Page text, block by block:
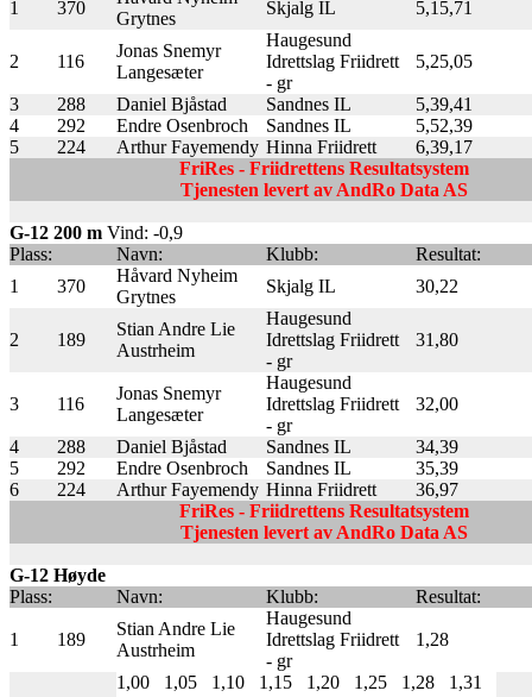
1 370
Grytnes
Skjalg IL 5,15,71
2 116
Jonas Snemyr
Langesæter
Haugesund
Idrettslag Friidrett
- gr
5,25,05
3 288 Daniel Bjåstad Sandnes IL
5,39,41
4
292 Endre Osenbroch Sandnes IL
5,52,39
5
224 Arthur Fayemendy Hinna Friidrett
6,39,17
FriRes - Friidrettens Resultatsystem
Tjenesten levert av AndRo Data AS
G-12 200 m Vind: -0,9
Plass:
Navn: Klubb:
Resultat:
1
370
Håvard Nyheim
Grytnes
Skjalg IL 30,22
2 189
Stian Andre Lie
Austrheim
Haugesund
Idrettslag Friidrett
- gr
31,80
3 116
Jonas Snemyr
Langesæter
Haugesund
Idrettslag Friidrett
- gr
32,00
4 288 Daniel Bjåstad Sandnes IL
34,39
5
292 Endre Osenbroch Sandnes IL
35,39
6
224 Arthur Fayemendy Hinna Friidrett
36,97
FriRes - Friidrettens Resultatsystem
Tjenesten levert av AndRo Data AS
G-12 Høyde
Plass:
Navn: Klubb: Resultat:
1 189
Stian Andre Lie
Austrheim
Haugesund
Idrettslag Friidrett
- gr
1,28
1,00
1,05
1,10
1,15
1,20
1,25
1,28
1,31